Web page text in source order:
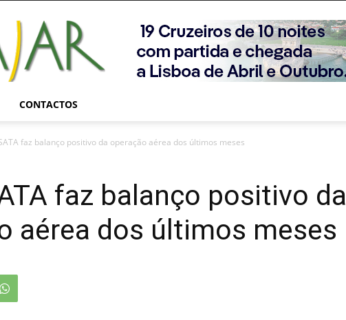
Viajar
Magazine
Online
CONTACTOS
faz balanço positivo da operação aérea dos últimos meses
faz balanço positivo da
aérea dos últimos meses